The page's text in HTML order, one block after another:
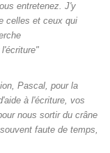
entretenez. J'y
celles et ceux qui
Pascal, pour la
à l'écriture, vos
nous sortir du crâne
faute de temps,